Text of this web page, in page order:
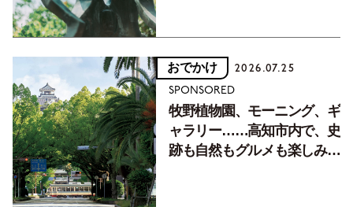
おでかけ 2026.07.25
SPONSORED
牧野植物園、モーニング、ギ
ャラリー……高知市内で、史
跡も自然もグルメも楽しみ尽